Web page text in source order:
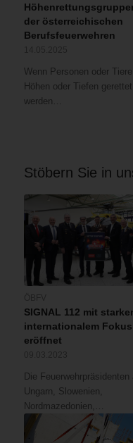
der österreichischen
Berufsfeuerwehren
Wenn Personen oder
Höhen oder Tiefen gerettet
werden…
Stöbern Sie in
SIGNAL 112 mit
internationalem Fokus
eröffnet
Die Feuerwehrpräsidenten
Ungarn, Slowenien,
Nordmazedonien,…